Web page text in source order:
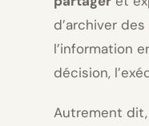
d’archiver
l’information
décision,
Autrement dit,